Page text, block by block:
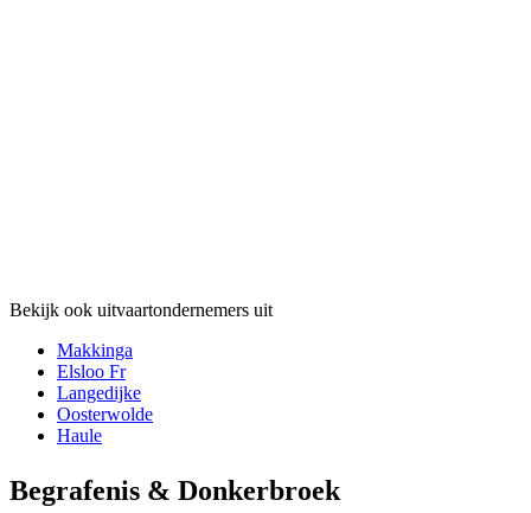
Bekijk ook uitvaartondernemers uit
Makkinga
Elsloo Fr
Langedijke
Oosterwolde
Haule
Begrafenis & Donkerbroek